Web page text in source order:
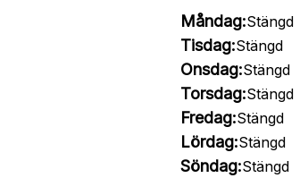
Måndag:Stängd
Tisdag:Stängd
Onsdag:Stängd
Torsdag:Stängd
Fredag:Stängd
Lördag:Stängd
Söndag:Stängd